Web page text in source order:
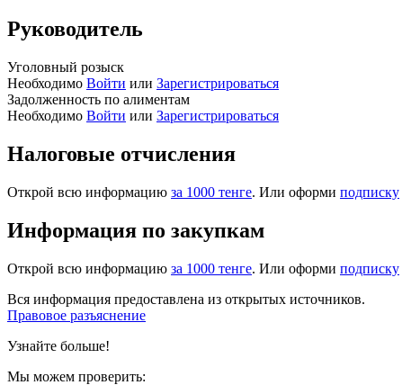
Руководитель
Уголовный розыск
Необходимо Войти или Зарегистрироваться
Задолженность по алиментам
Необходимо Войти или Зарегистрироваться
Налоговые отчисления
Открой всю информацию за 1000 тенге. Или оформи подписку
Информация по закупкам
Открой всю информацию за 1000 тенге. Или оформи подписку
Вся информация предоставлена из открытых источников.
Правовое разъяснение
Узнайте больше!
Мы можем проверить: